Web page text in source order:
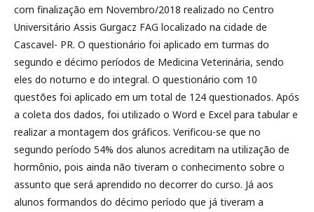
com finalização em Novembro/2018 realizado no Centro
Universitário Assis Gurgacz FAG localizado na cidade de
Cascavel- PR. O questionário foi aplicado em turmas do
segundo e décimo períodos de Medicina Veterinária, sendo
eles do noturno e do integral. O questionário com 10
questões foi aplicado em um total de 124 questionados. Após
a coleta dos dados, foi utilizado o Word e Excel para tabular e
realizar a montagem dos gráficos. Verificou-se que no
segundo período 54% dos alunos acreditam na utilização de
hormônio, pois ainda não tiveram o conhecimento sobre o
assunto que será aprendido no decorrer do curso. Já aos
alunos formandos do décimo período que já tiveram a